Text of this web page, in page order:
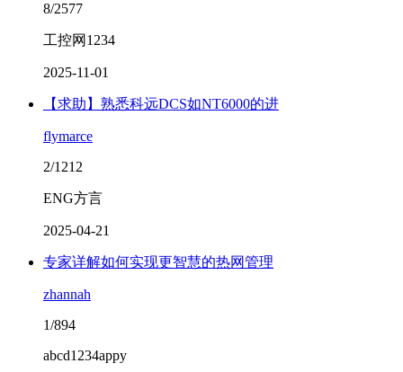
8/2577
工控网1234
2025-11-01
【求助】熟悉科远DCS如NT6000的进
flymarce
2/1212
ENG方言
2025-04-21
专家详解如何实现更智慧的热网管理
zhannah
1/894
abcd1234appy